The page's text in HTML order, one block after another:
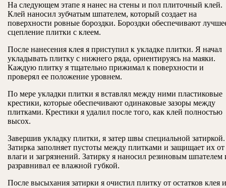
На следующем этапе я нанес на стены и пол плиточный клей.
Клей наносил зубчатым шпателем, который создает на
поверхности ровные бороздки. Бороздки обеспечивают
сцепление плитки с клеем.
После нанесения клея я приступил к укладке плитки. Я начал
укладывать плитку с нижнего ряда, ориентируясь на маяки.
Каждую плитку я тщательно прижимал к поверхности и
проверял ее положение уровнем.
По мере укладки плитки я вставлял между ними пластиковые
крестики, которые обеспечивают одинаковые зазоры между
плитками. Крестики я удалил после того, как клей полностью
высох.
Завершив укладку плитки, я затер швы специальной затиркой.
Затирка заполняет пустоты между плитками и защищает их от
влаги и загрязнений. Затирку я наносил резиновым шпателем
разравнивал ее влажной губкой.
После высыхания затирки я очистил плитку от остатков клея и